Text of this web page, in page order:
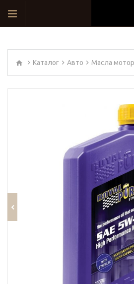
Каталог Авто Масла